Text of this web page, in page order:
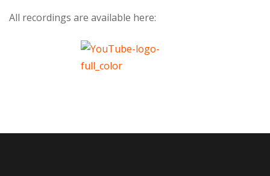
All recordings are available here: